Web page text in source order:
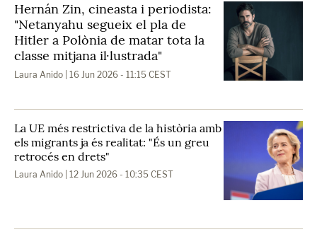
Hernán Zin, cineasta i periodista:
"Netanyahu segueix el pla de
Hitler a Polònia de matar tota la
classe mitjana il·lustrada"
Laura Anido | 16 Jun 2026 - 11:15 CEST
La UE més restrictiva de la història amb
els migrants ja és realitat: "És un greu
retrocés en drets"
Laura Anido | 12 Jun 2026 - 10:35 CEST